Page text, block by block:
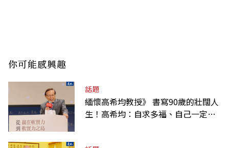
你可能感興趣
話題
緬懷高希均教授》 書寫90歲的壯闊人
生！高希均：自求多福、自己一定要